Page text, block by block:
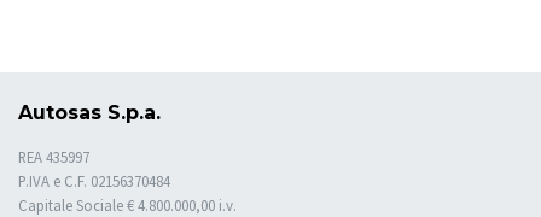
Autosas S.p.a.
REA 435997
P.IVA e C.F. 02156370484
Capitale Sociale € 4.800.000,00 i.v.